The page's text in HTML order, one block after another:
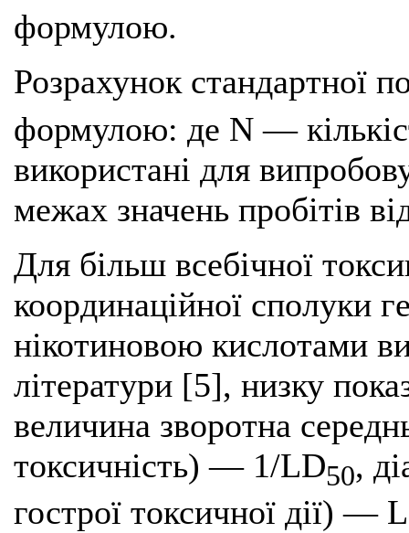
формулою.
Розрахунок стандартної
формулою: де N —
використані для
межах значень пробітів
Для більш всебічної
координаційної сполуки
нікотиновою кислотами
літератури [5], низку
величина зворотна
токсичність) — 1/LD50,
гострої токсичної дії) —